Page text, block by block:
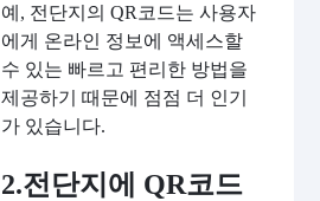
예, 전단지의 QR코드는 사용자
에게 온라인 정보에 액세스할
수 있는 빠르고 편리한 방법을
제공하기 때문에 점점 더 인기
가 있습니다.
2.전단지에 QR코드